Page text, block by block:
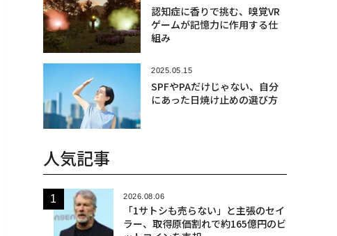
認知症に香りで挑む、嗅覚VR
ゲームが記憶力に作用する仕
組み
2025.05.15
SPFやPAだけじゃない、自分
にあった日焼け止めの選び方
人気記事
2026.08.06
「1サトシも売らない」と主張のセイ
ラー、取得原価割れで約165億円のビ